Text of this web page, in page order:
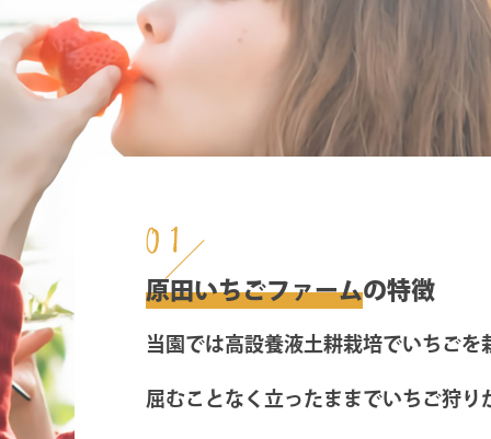
01
原田いちごファームの特徴
当園では高設養液土耕栽培でいちご
屈むことなく立ったままでいちご狩